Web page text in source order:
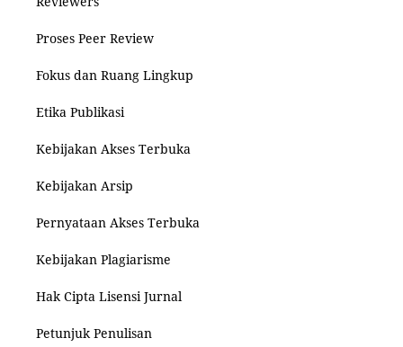
Proses Peer Review
Fokus dan Ruang Lingkup
Etika Publikasi
Kebijakan Akses Terbuka
Kebijakan Arsip
Pernyataan Akses Terbuka
Kebijakan Plagiarisme
Hak Cipta Lisensi Jurnal
Petunjuk Penulisan